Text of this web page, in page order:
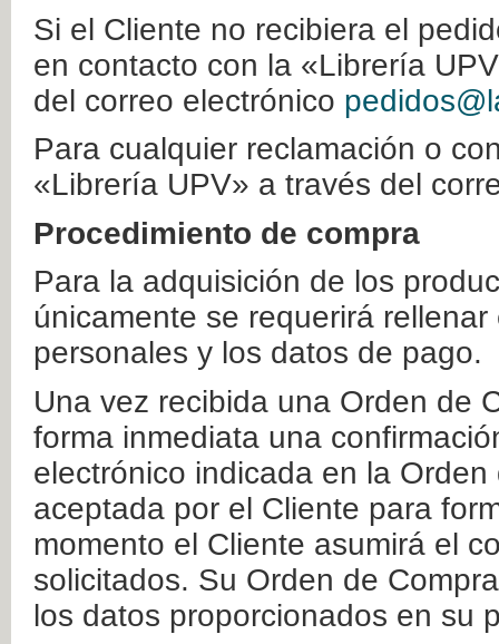
Si el Cliente no recibiera el
en contacto con la «Librería
del correo electrónico
Para cualquier reclamación o
«Librería UPV» a través del
Procedimiento de compra
Para la adquisición de los
únicamente se requerirá
personales y los datos de pago.
Una vez recibida una Orden de
forma inmediata una
electrónico indicada en la
aceptada por el Cliente para
momento el Cliente asumirá el
solicitados. Su Orden de
los datos proporcionados en su